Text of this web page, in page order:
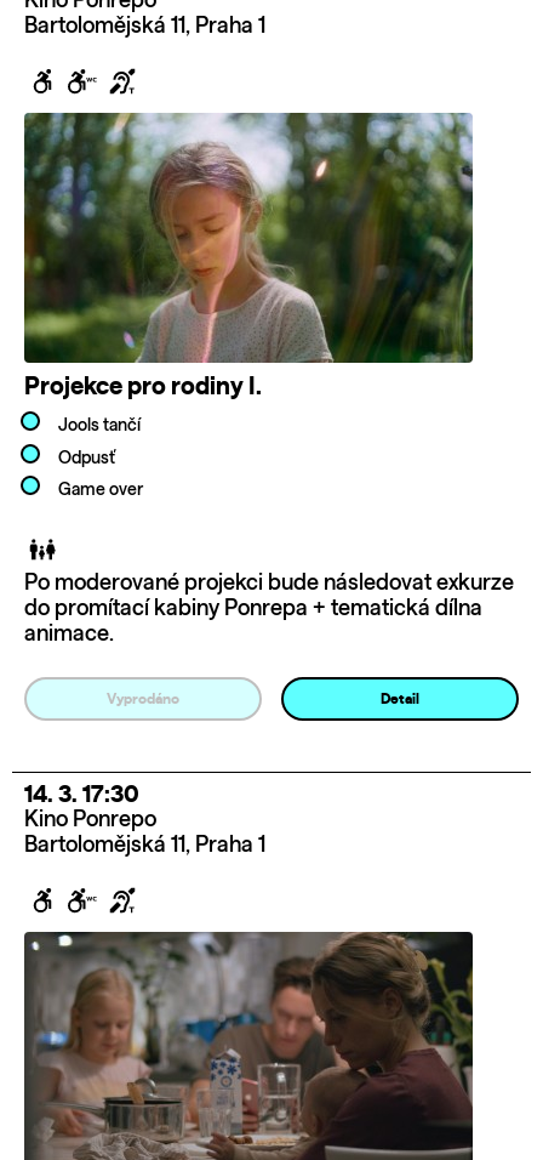
Bartolomějská 11, Praha 1
Projekce pro rodiny I.
Jools tančí
Odpusť
Game over
Po moderované projekci bude následovat exkurze
do promítací kabiny Ponrepa + tematická dílna
animace.
Vyprodáno Detail
14. 3. 17:30
Kino Ponrepo
Bartolomějská 11, Praha 1